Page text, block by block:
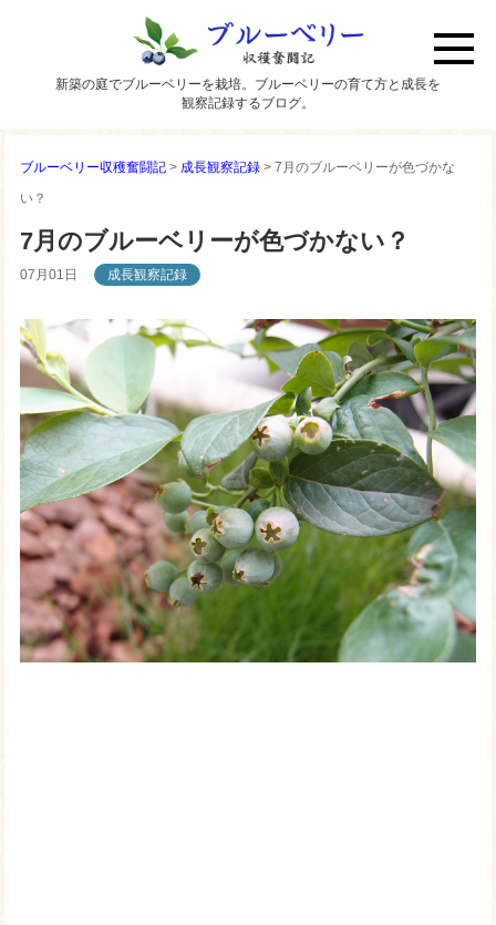
新築の庭でブルーベリーを栽培。ブルーベリーの育て方と成長を
観察記録するブログ。
ブルーベリー収穫奮闘記> 成長観察記録> 7月のブルーベリーが色づかな
い？
7月のブルーベリーが色づかない？
07月01日 成長観察記録